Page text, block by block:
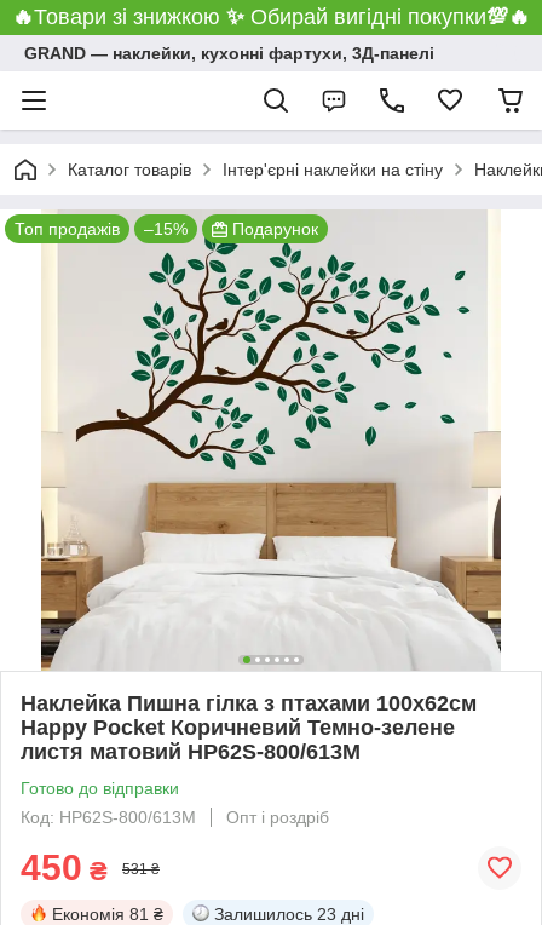
🔥Товари зі знижкою ✨ Обирай вигідні покупки💯🔥
GRAND ― наклейки, кухонні фартухи, 3Д-панелі
Каталог товарів Інтер'єрні наклейки на стіну
Топ продажів –15% Подарунок
Наклейка Пишна гілка з птахами 100х62см
Happy Pocket Коричневий Темно-зелене
листя матовий HP62S-800/613M
Готово до відправки
Код: HP62S-800/613M
Опт і роздріб
450 ₴ 531 ₴
Економія 81 ₴ Залишилось 23 дні